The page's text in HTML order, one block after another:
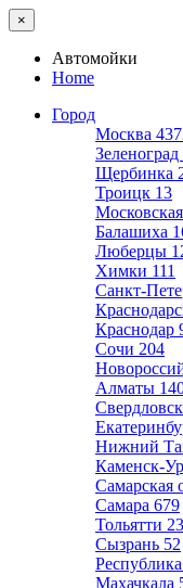
×
Автомойки
Home
Город
Москва
Зеленоград
Щербинка
Троицк 13
Балашиха
Люберцы
Химки 111
Санкт-
Краснодар
Сочи 204
Алматы
Нижний
Каменск-
Самарская
Самара 679
Тольятти
Сызрань 52
Махачкала